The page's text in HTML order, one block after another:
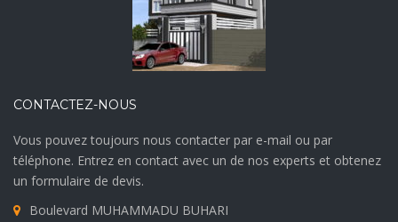
CONTACTEZ-NOUS
Vous pouvez toujours nous contacter par e-mail ou par
téléphone. Entrez en contact avec un de nos experts et obtenez
un formulaire de devis.
Boulevard MUHAMMADU BUHARI